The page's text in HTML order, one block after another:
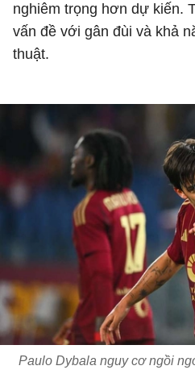
nghiêm trọng hơn dự kiến.
vấn đề với gân đùi và khả
thuật.
Paulo Dybala nguy cơ ngồi